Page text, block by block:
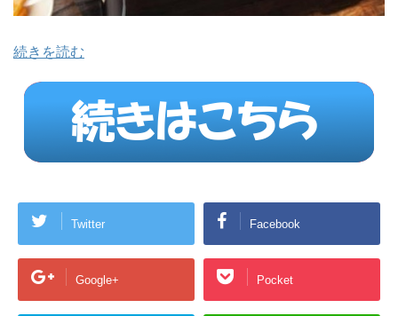
続きを読む
Twitter Facebook
Google+ Pocket